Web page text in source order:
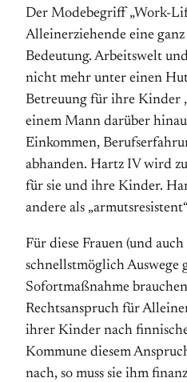
Der Modebegriff „Work-
Alleinerziehende eine
Bedeutung. Arbeitswelt
nicht mehr unter einen
Betreuung für ihre Kinder
einem Mann darüber
Einkommen,
abhanden. Hartz IV wird
für sie und ihre Kinder.
andere als
Für diese Frauen (und
schnellstmöglich Auswege
Sofortmaßnahme
Rechtsanspruch für
ihrer Kinder nach
Kommune diesem
nach, so muss sie ihm